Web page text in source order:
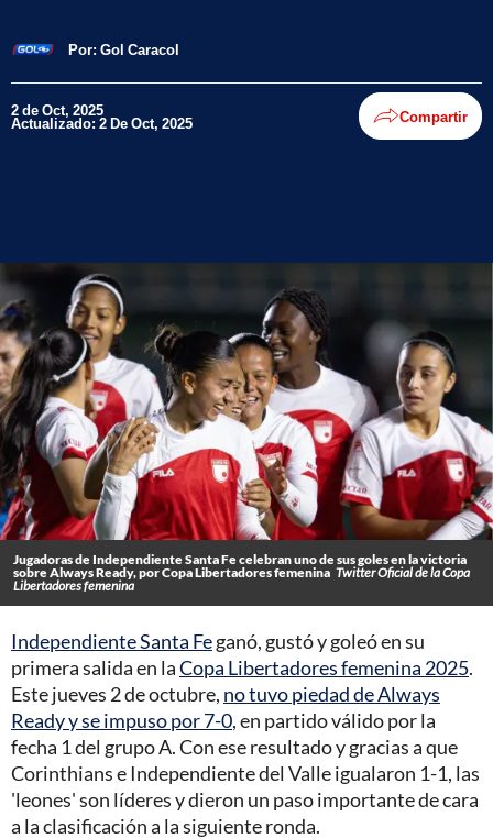
Por: Gol Caracol
2 de Oct, 2025
Actualizado: 2 De Oct, 2025 Compartir
Jugadoras de Independiente Santa Fe celebran uno de sus goles en la victoria
sobre Always Ready, por Copa Libertadores femenina Twitter Oficial de la Copa
Libertadores femenina
Independiente Santa Feganó, gustó y goleó en su
primera salida en laCopa Libertadores femenina 2025.
Este jueves 2 de octubre, no tuvo piedad de Always
Ready y se impuso por 7-0, en partido válido por la
fecha 1 del grupo A. Con ese resultado y gracias a que
Corinthians e Independiente del Valle igualaron 1-1, las
'leones' son líderes y dieron un paso importante de cara
a la clasificación a la siguiente ronda.